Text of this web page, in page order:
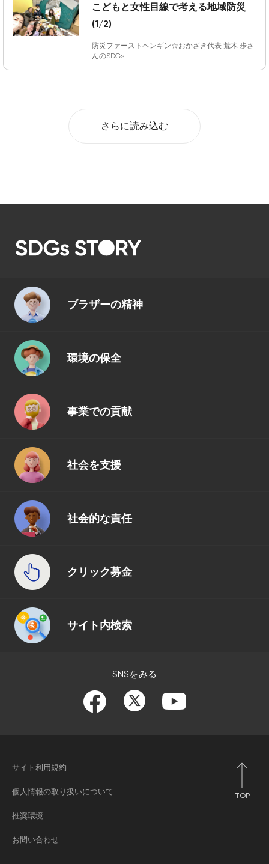
こどもと女性目線で考える地域防災
(1/2)
防災ファーストペンギン☆おかざき代表 荒木 歩さ
んのSDGs
さらに読み込む
ブラザーの精神
環境の保全
事業での貢献
社会を支援
社会的な責任
クリック募金
サイト内検索
SNSをみる
サイト利用規約
個人情報の取り扱いについて
推奨環境
お問い合わせ
TOP